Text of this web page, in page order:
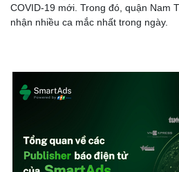
COVID-19 mới. Trong đó, quận Nam
nhận nhiều ca mắc nhất trong ngày.